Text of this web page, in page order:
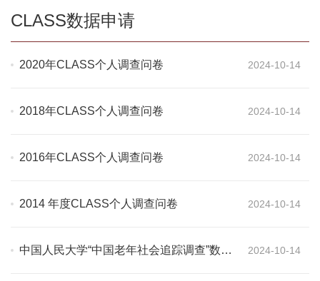
CLASS数据申请
2020年CLASS个人调查问卷 2024-10-14
2018年CLASS个人调查问卷 2024-10-14
2016年CLASS个人调查问卷 2024-10-14
2014 年度CLASS个人调查问卷 2024-10-14
中国人民大学“中国老年社会追踪调查”数据
2024-10-14